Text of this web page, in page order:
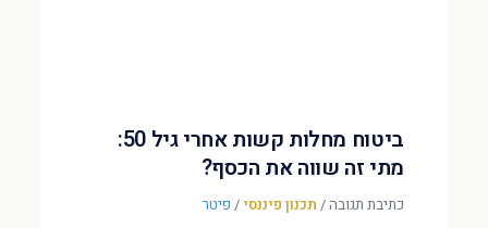
ביטוח מחלות קשות אחרי גיל 50:
מתי זה שווה את הכסף?
כתיבת תגובה/ תכנון פיננסי/ פיטר